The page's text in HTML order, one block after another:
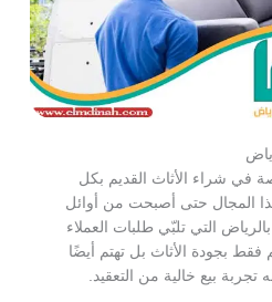
شراء الأثاث القديم بكل
المجال حتى أصبحت من أوائل
التي تلبّي طلبات العملاء
بجودة الأثاث بل تهتم أيضًا
تجربة بيع خالية من التعقيد.